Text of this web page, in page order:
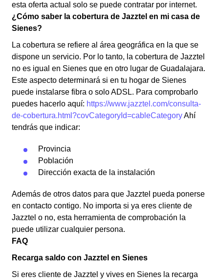
esta oferta actual solo se puede contratar por internet.
¿Cómo saber la cobertura de Jazztel en mi casa de
Sienes?
La cobertura se refiere al área geográfica en la que se
dispone un servicio. Por lo tanto, la cobertura de Jazztel
no es igual en Sienes que en otro lugar de Guadalajara.
Este aspecto determinará si en tu hogar de Sienes
puede instalarse fibra o solo ADSL. Para comprobarlo
puedes hacerlo aquí: https://www.jazztel.com/consulta-
de-cobertura.html?covCategoryId=cableCategoryAhí
tendrás que indicar:
Provincia
Población
Dirección exacta de la instalación
Además de otros datos para que Jazztel pueda ponerse
en contacto contigo. No importa si ya eres cliente de
Jazztel o no, esta herramienta de comprobación la
puede utilizar cualquier persona.
FAQ
Recarga saldo con Jazztel en Sienes
Si eres cliente de Jazztel y vives en Sienes la recarga